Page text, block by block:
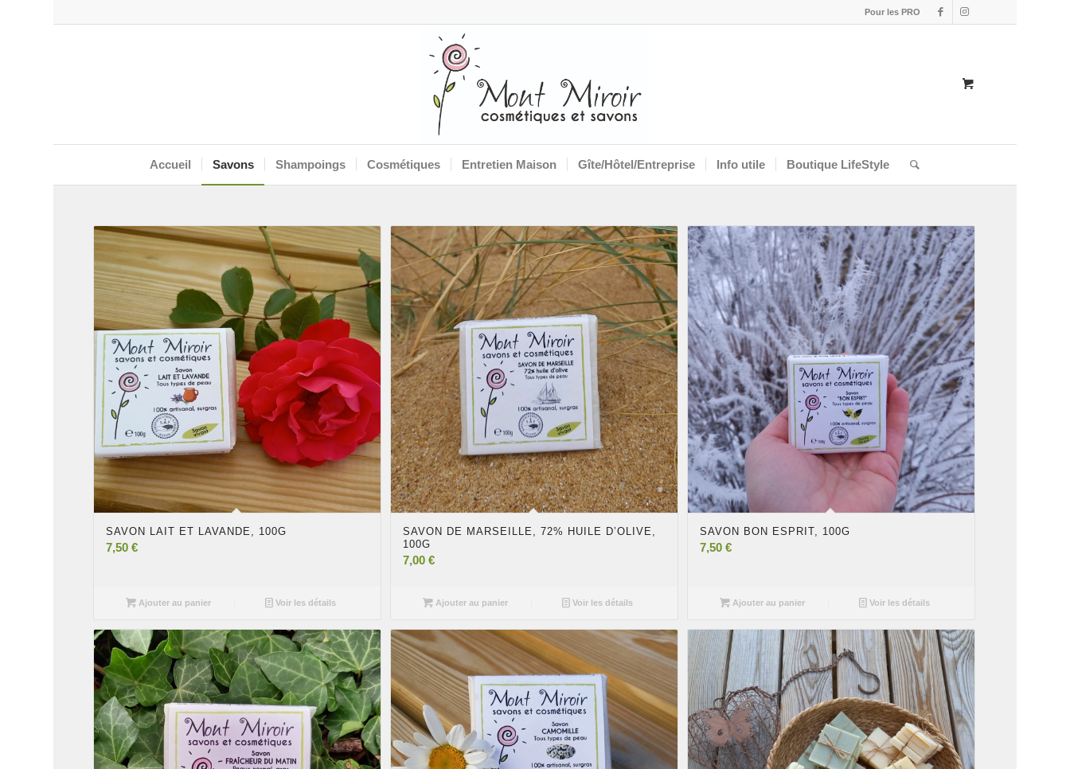
Pour les PRO
Accueil Savons Shampoings Cosmétiques Entretien Maison Gîte/Hôtel/Entreprise Info utile Boutique LifeStyle
SAVON LAIT ET LAVANDE, 100G
7,50€
Ajouter au panier Voir les détails
SAVON DE MARSEILLE, 72% HUILE D’OLIVE,
100G
7,00€
Ajouter au panier Voir les détails
SAVON BON ESPRIT, 100G
7,50 €
Ajouter au panier Voir les détails